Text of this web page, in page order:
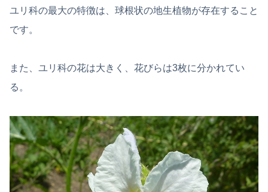
ユリ科の最大の特徴は、球根状の地生植物が存在すること
です。
また、ユリ科の花は大きく、花びらは3枚に分かれてい
る。